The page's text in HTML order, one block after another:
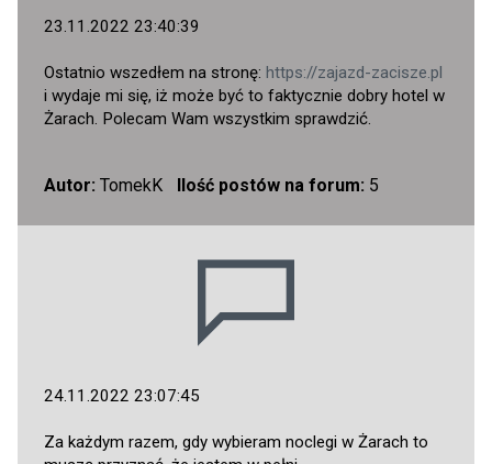
23.11.2022 23:40:39
Ostatnio wszedłem na stronę: https://zajazd-zacisze.pl
i wydaje mi się, iż może być to faktycznie dobry hotel w
Żarach. Polecam Wam wszystkim sprawdzić.
Autor: TomekK Ilość postów na forum: 5
24.11.2022 23:07:45
Za każdym razem, gdy wybieram noclegi w Żarach to